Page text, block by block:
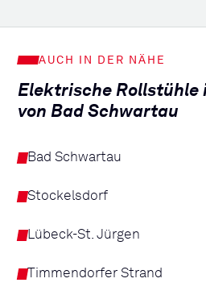
AUCH IN DER NÄHE
Elektrische Rollstühle
von Bad Schwartau
Bad Schwartau
Stockelsdorf
Lübeck-St. Jürgen
Timmendorfer Strand